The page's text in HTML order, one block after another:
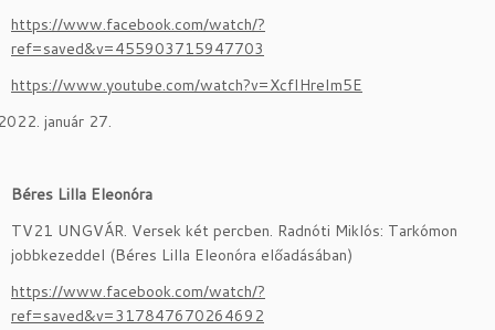
https://www.facebook.com/watch/?
ref=saved&v=455903715947703
https://www.youtube.com/watch?v=XcfIHreIm5E
január 27.
Béres Lilla Eleonóra
TV21 UNGVÁR. Versek két percben. Radnóti Miklós: Tarkómon
jobbkezeddel (Béres Lilla Eleonóra előadásában)
https://www.facebook.com/watch/?
ref=saved&v=317847670264692